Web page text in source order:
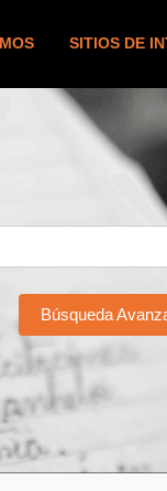
SITIOS DE
Búsqueda